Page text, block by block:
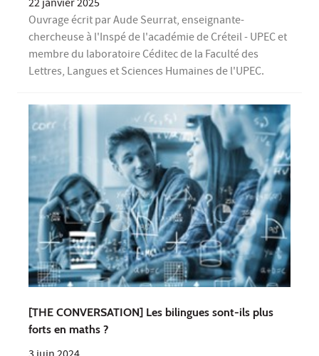
22 janvier 2025
Ouvrage écrit par Aude Seurrat, enseignante-
chercheuse à l'Inspé de l'académie de Créteil - UPEC et
membre du laboratoire Céditec de la Faculté des
Lettres, Langues et Sciences Humaines de l'UPEC.
[THE CONVERSATION] Les bilingues sont-ils plus
forts en maths ?